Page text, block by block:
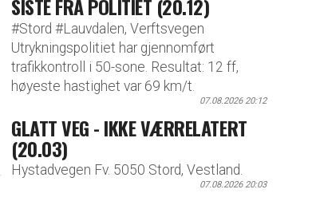
SISTE FRA POLITIET (20.12)
#Stord #Lauvdalen, Verftsvegen
Utrykningspolitiet har gjennomført
trafikkontroll i 50-sone. Resultat: 12 ff,
høyeste hastighet var 69 km/t.
07.08.2026 20:12
GLATT VEG - IKKE VÆRRELATERT
(20.03)
Hystadvegen Fv. 5050 Stord, Vestland.
07.08.2026 20:03